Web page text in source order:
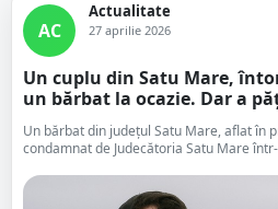
AC
Actualitate
27 aprilie 2026
Un cuplu din Satu Mare,
un bărbat la ocazie. Dar a
Un bărbat din județul Satu Mare, aflat în
condamnat de Judecătoria Satu Mare